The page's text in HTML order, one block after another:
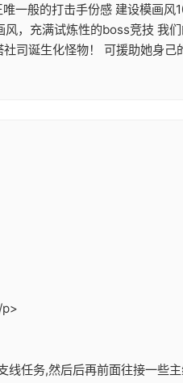
一般的打击手份感 建设模画风
，充满试炼性的boss竞技 我
司诞生化怪物！ 可援助她身己
p>
线任务,然后后再前面往接一些